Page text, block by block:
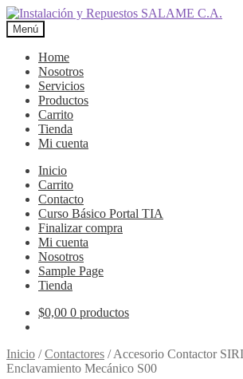
Ir
a
la
navegación
Ir
al
contenido
Menú
Home
Nosotros
Servicios
Productos
Carrito
Tienda
Mi cuenta
Inicio
Carrito
Contacto
Curso Básico Portal TIA
Finalizar compra
Mi cuenta
Nosotros
Sample Page
Tienda
$0,00 0 productos
Inicio /Contactores /Accesorio Contactor
Enclavamiento Mecánico S00